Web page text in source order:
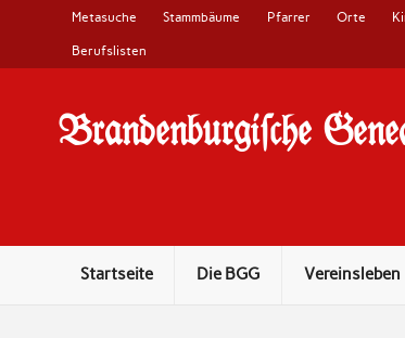
Metasuche Stammbäume Pfarrer Orte
Berufslisten
Brandenburgi#che
Startseite Die BGG Vereinsleben